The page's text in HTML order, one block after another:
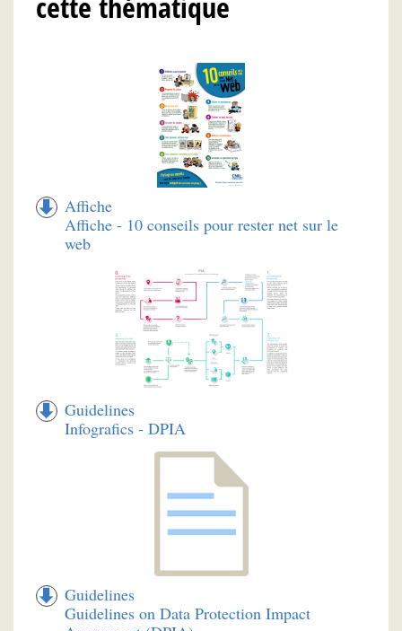
Affiche
Affiche - 10 conseils pour rester net sur le
web
Guidelines
Infografics - DPIA
Guidelines
Guidelines on Data Protection Impact